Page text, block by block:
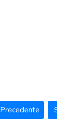
Precedente